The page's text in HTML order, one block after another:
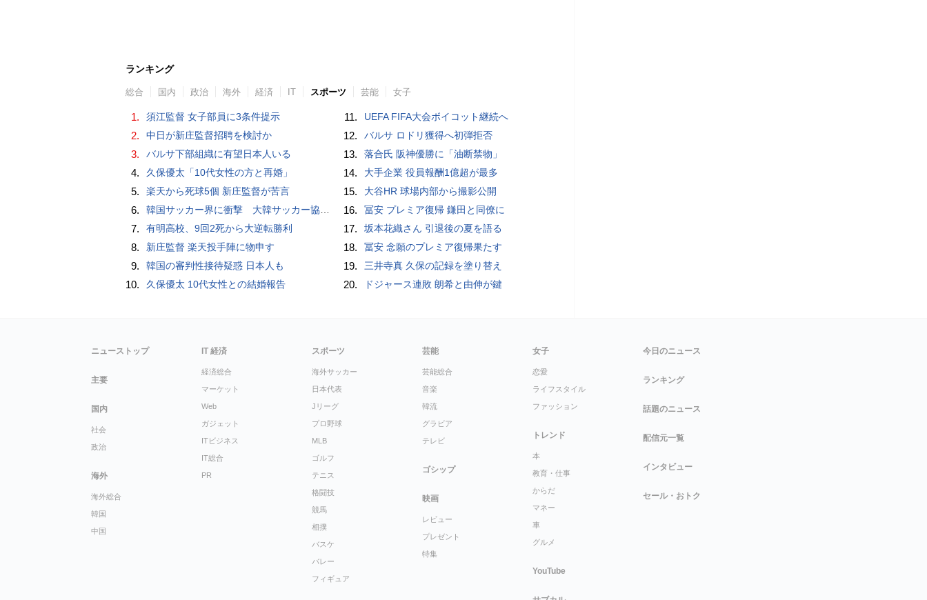
ランキング
総合 国内 政治 海外 経済 IT スポーツ 芸能 女子
1. 須江監督 女子部員に3条件提示
2. 中日が新庄監督招聘を検討か
3. バルサ下部組織に有望日本人いる
4. 久保優太「10代女性の方と再婚」
5. 楽天から死球5個 新庄監督が苦言
6. 韓国サッカー界に衝撃 大韓サッカー協会に外国人審判への“性的接待”疑惑 韓国メディアが報道
7. 有明高校、9回2死から大逆転勝利
8. 新庄監督 楽天投手陣に物申す
9. 韓国の審判性接待疑惑 日本人も
10. 久保優太 10代女性との結婚報告
11. UEFA FIFA大会ボイコット継続へ
12. バルサ ロドリ獲得へ初弾拒否
13. 落合氏 阪神優勝に「油断禁物」
14. 大手企業 役員報酬1億超が最多
15. 大谷HR 球場内部から撮影公開
16. 冨安 プレミア復帰 鎌田と同僚に
17. 坂本花織さん 引退後の夏を語る
18. 冨安 念願のプレミア復帰果たす
19. 三井寺真 久保の記録を塗り替え
20. ドジャース連敗 朗希と由伸が鍵
ニューストップ
主要
国内
社会
政治
海外
海外総合
韓国
中国
IT 経済
経済総合
マーケット
Web
ガジェット
ITビジネス
IT総合
PR
スポーツ
海外サッカー
日本代表
Jリーグ
プロ野球
MLB
ゴルフ
テニス
格闘技
競馬
相撲
バスケ
バレー
フィギュア
芸能
芸能総合
音楽
韓流
グラビア
テレビ
ゴシップ
映画
レビュー
プレゼント
特集
女子
恋愛
ライフスタイル
ファッション
トレンド
本
教育・仕事
からだ
マネー
車
グルメ
YouTube
今日のニュース
ランキング
話題のニュース
配信元一覧
インタビュー
セール・おトク